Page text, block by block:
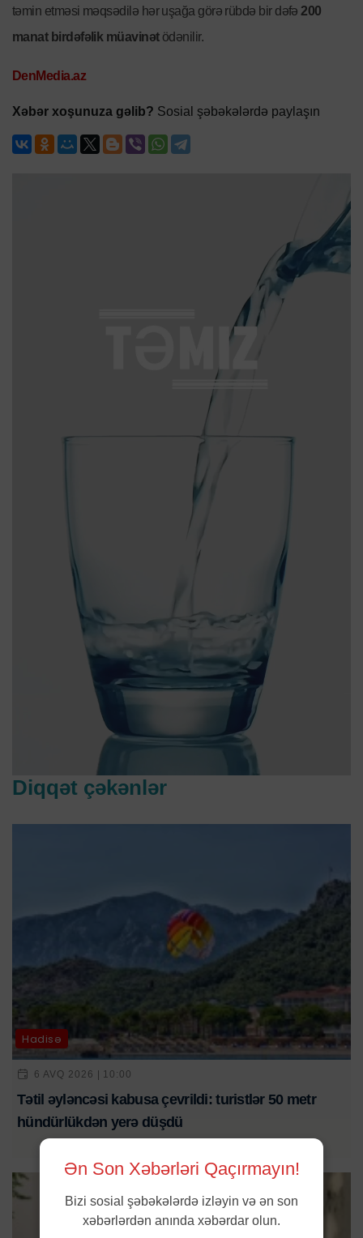
təmin etməsi məqsədilə hər uşağa görə rübdə bir dəfə 200
manat birdəfəlik müavinətödənilir.
DenMedia.az
Xəbər xoşunuza gəlib? Sosial şəbəkələrdə paylaşın
Diqqət çəkənlər
Hadisə
6 AVQ 2026 | 10:00
Tətil əyləncəsi kabusa çevrildi: turistlər 50 metr
hündürlükdən yerə düşdü
Ən Son Xəbərləri Qaçırmayın!
Bizi sosial şəbəkələrdə izləyin və ən son
xəbərlərdən anında xəbərdar olun.